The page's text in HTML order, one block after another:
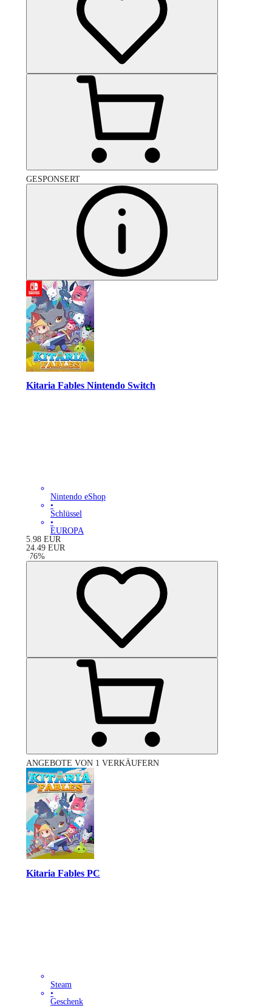
GESPONSERT
Kitaria Fables Nintendo Switch
Nintendo eShop
•
Schlüssel
•
EUROPA
5.98 EUR
24.49 EUR
-76%
ANGEBOTE VON 1 VERKÄUFERN
Kitaria Fables PC
Steam
•
Geschenk